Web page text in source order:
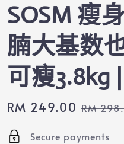
SOSM 瘦
腩大基数
可瘦3.8kg
Sale
price
RM 249.00 RM
Secure payments